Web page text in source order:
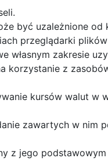
być uzależnione
przeglądarki
własnym zakresie
korzystanie z
kursów walut
zawartych w nim
z jego